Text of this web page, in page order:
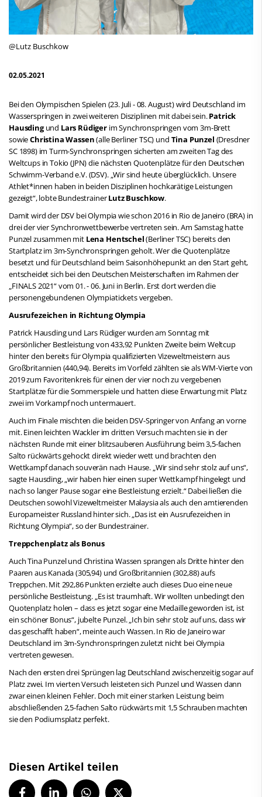
@Lutz Buschkow
02.05.2021
Bei den Olympischen Spielen (23. Juli - 08. August) wird Deutschland im
Wasserspringen in zwei weiteren Disziplinen mit dabei sein.Patrick
Hausdingund Lars Rüdiger im Synchronspringen vom 3m-Brett
sowieChristina Wassen(alle Berliner TSC) und Tina Punzel (Dresdner
SC 1898) im Turm-Synchronspringen sicherten am zweiten Tag des
Weltcups in Tokio (JPN) die nächsten Quotenplätze für den Deutschen
Schwimm-Verband e.V. (DSV). „Wir sind heute überglücklich. Unsere
Athlet*innen haben in beiden Disziplinen hochkarätige Leistungen
gezeigt“, lobte BundestrainerLutz Buschkow.
Damit wird der DSV bei Olympia wie schon 2016 in Rio de Janeiro (BRA) in
drei der vier Synchronwettbewerbe vertreten sein. Am Samstag hatte
Punzel zusammen mit Lena Hentschel(Berliner TSC) bereits den
Startplatz im 3m-Synchronspringen geholt. Wer die Quotenplätze
besetzt und für Deutschland beim Saisonhöhepunkt an den Start geht,
entscheidet sich bei den Deutschen Meisterschaften im Rahmen der
„FINALS 2021“ vom 01. - 06. Juni in Berlin. Erst dort werden die
personengebundenen Olympiatickets vergeben.
Ausrufezeichen in Richtung Olympia
Patrick Hausding und Lars Rüdiger wurden am Sonntag mit
persönlicher Bestleistung von 433,92 Punkten Zweite beim Weltcup
hinter den bereits für Olympia qualifizierten Vizeweltmeistern aus
Großbritannien (440,94). Bereits im Vorfeld zählten sie als WM-Vierte von
2019 zum Favoritenkreis für einen der vier noch zu vergebenen
Startplätze für die Sommerspiele und hatten diese Erwartung mit Platz
zwei im Vorkampf noch untermauert.
Auch im Finale mischten die beiden DSV-Springer von Anfang an vorne
mit. Einen leichten Wackler im dritten Versuch machten sie in der
nächsten Runde mit einer blitzsauberen Ausführung beim 3,5-fachen
Salto rückwärts gehockt direkt wieder wett und brachten den
Wettkampf danach souverän nach Hause. „Wir sind sehr stolz auf uns“,
sagte Hausding, „wir haben hier einen super Wettkampf hingelegt und
nach so langer Pause sogar eine Bestleistung erzielt.“ Dabei ließen die
Deutschen sowohl Vizeweltmeister Malaysia als auch den amtierenden
Europameister Russland hinter sich. „Das ist ein Ausrufezeichen in
Richtung Olympia“, so der Bundestrainer.
Treppchenplatz als Bonus
Auch Tina Punzel und Christina Wassen sprangen als Dritte hinter den
Paaren aus Kanada (305,94) und Großbritannien (302,88) aufs
Treppchen. Mit 292,86 Punkten erzielte auch dieses Duo eine neue
persönliche Bestleistung. „Es ist traumhaft. Wir wollten unbedingt den
Quotenplatz holen – dass es jetzt sogar eine Medaille geworden ist, ist
ein schöner Bonus“, jubelte Punzel. „Ich bin sehr stolz auf uns, dass wir
das geschafft haben“, meinte auch Wassen. In Rio de Janeiro war
Deutschland im 3m-Synchronspringen zuletzt nicht bei Olympia
vertreten gewesen.
Nach den ersten drei Sprüngen lag Deutschland zwischenzeitig sogar auf
Platz zwei. Im vierten Versuch leisteten sich Punzel und Wassen dann
zwar einen kleinen Fehler. Doch mit einer starken Leistung beim
abschließenden 2,5-fachen Salto rückwärts mit 1,5 Schrauben machten
sie den Podiumsplatz perfekt.
Diesen Artikel teilen